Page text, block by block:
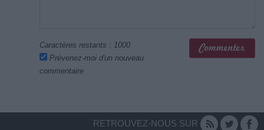
Caractères restants : 1000
Prévenez-moi d'un nouveau
commentaire
RETROUVEZ-NOUS SUR